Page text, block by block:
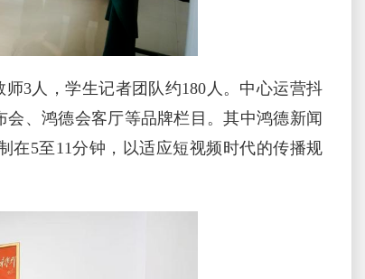
3人，学生记者团队约180人。中心运营抖
、鸿德会客厅等品牌栏目。其中鸿德新闻
在5至11分钟，以适应短视频时代的传播规